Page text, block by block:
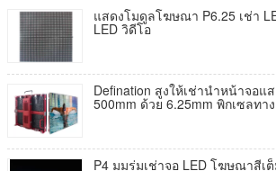
แสดงโมดูลโฆษณา P6.25 เช่า
LED วิดีโอ
Defination สูงให้เช่านำหน้าจอแ
500mm ด้วย 6.25mm พิกเซลทา
P4 มมร่มเช่าจอ LED โฆษณาสีเ